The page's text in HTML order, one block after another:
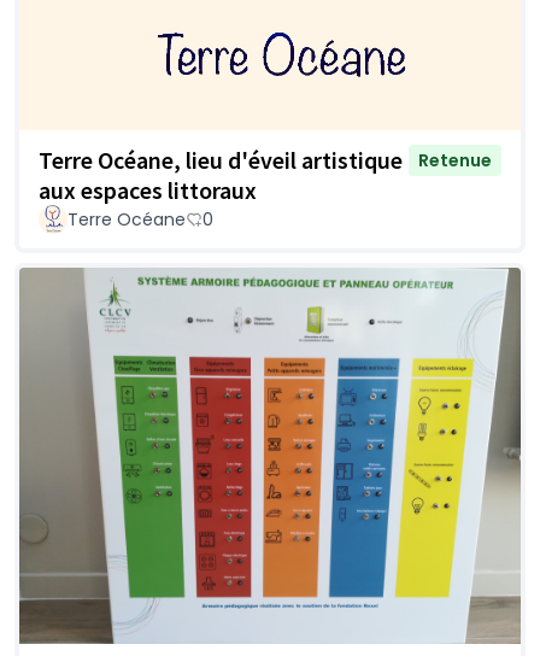
Terre Océane, lieu d'éveil artistique
aux espaces littoraux
Retenue
Terre Océane 0